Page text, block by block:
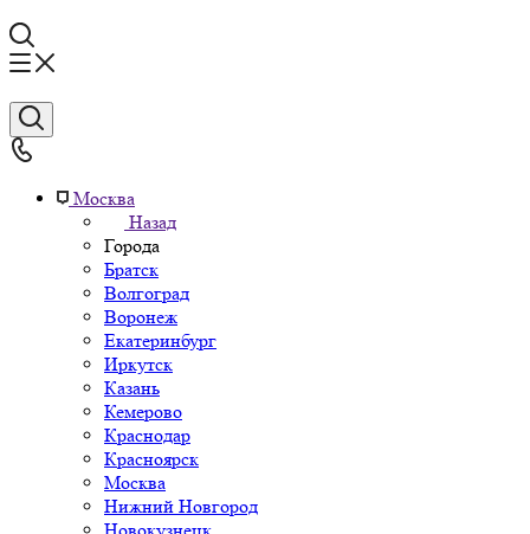
Москва
Назад
Города
Братск
Волгоград
Воронеж
Екатеринбург
Иркутск
Казань
Кемерово
Краснодар
Красноярск
Москва
Нижний Новгород